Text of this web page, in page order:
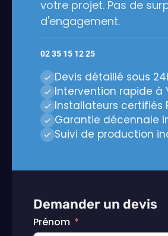
votre projet. Pas de
d'engagement.
02 35 15 12 25
Devis détaillé sous
Intervention rapide à
Installateurs certifiés
Garantie décennale
Suivi de production
Demander un devis
Prénom